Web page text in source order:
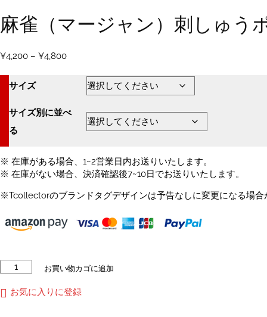
麻雀（マージャン）刺しゅう
¥4,200 – ¥4,800価
¥4,200
¥4,800
サイズ
サイズ別に並べ
る
※ 在庫がある場合、1~2営業日内お送りいたします。
※ 在庫がない場合、決済確認後7~10日でお送りいたします。
※Tcollectorのブランドタグデザインは予告なしに変更になる場合
雀
（マ
お買い物カゴに追加
お気に入りに登録